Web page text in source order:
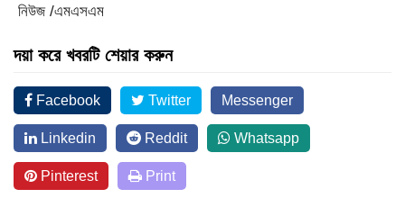
নিউজ /এমএসএম
দয়া করে খবরটি শেয়ার করুন
Facebook Twitter Messenger
Linkedin Reddit Whatsapp
Pinterest Print